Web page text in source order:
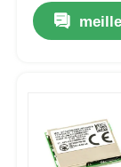
À propos de
Contrôle